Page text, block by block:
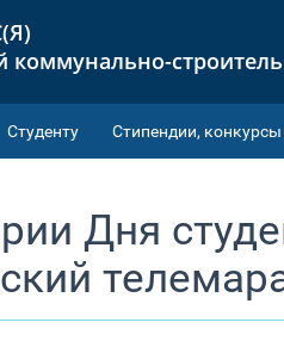
коммунально-
Студенту Cтипендии, конкурсы
Дня